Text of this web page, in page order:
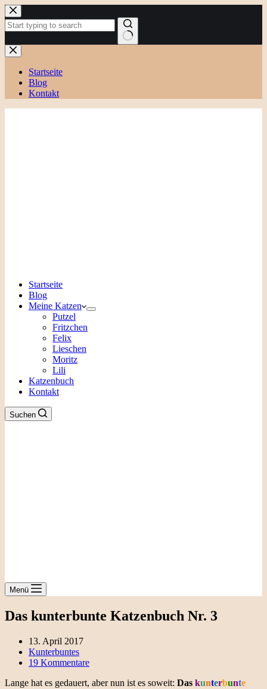
Zum
Inhalt
springen
Keine
Ergebnisse
Startseite
Blog
Kontakt
Startseite
Blog
Meine Katzen
Putzel
Fritzchen
Felix
Lieschen
Moritz
Lili
Katzenbuch
Kontakt
Suchen
Menü
Das kunterbunte Katzenbuch Nr. 3
13. April 2017
Kunterbuntes
19 Kommentare
Lange hat es gedauert, aber nun ist es soweit: Das kunterbunte